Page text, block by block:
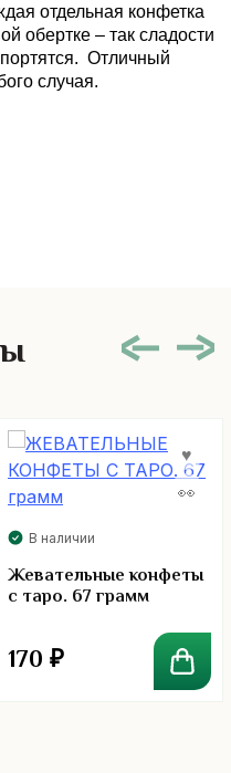
отдельная конфетка
обертке – так сладости
Отличный
случая.
В наличии
Жевательные конфеты
с таро. 67 грамм
170 ₽